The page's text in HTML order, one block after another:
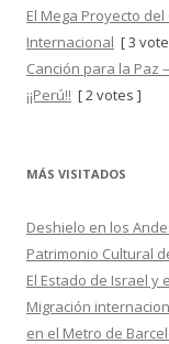
El Mega Proyecto
Internacional [ 3
Canción para la Paz
¡¡Perú!! [ 2 votes ]
MÁS VISITADOS
Deshielo en los
Patrimonio Cultural
El Estado de Israel y
Migración
en el Metro de